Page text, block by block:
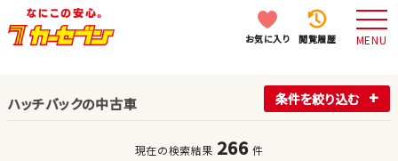
お気に入り 閲覧履歴 MENU
ハッチバックの中古車 条件を絞り込む
現在の検索結果 266 件